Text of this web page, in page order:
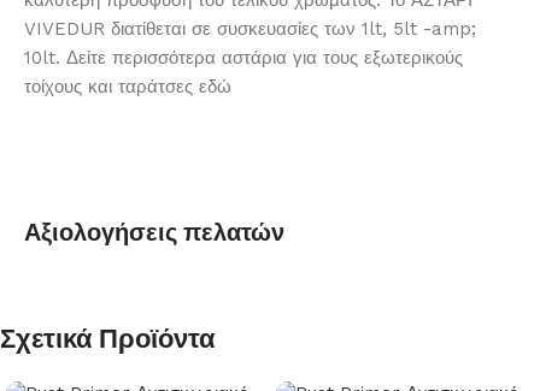
VIVEDUR διατίθεται σε συσκευασίες των 1lt, 5lt -amp;
10lt. Δείτε περισσότερα αστάρια για τους εξωτερικούς
τοίχους και ταράτσες εδώ
Αξιολογήσεις πελατών
Σχετικά Προϊόντα